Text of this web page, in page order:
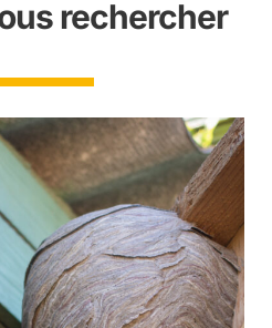
rechercher